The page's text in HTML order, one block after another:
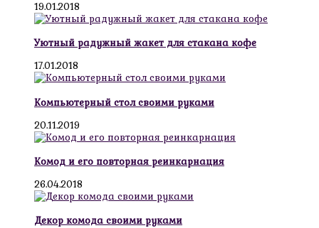
19.01.2018
Уютный радужный жакет для стакана кофе
17.01.2018
Компьютерный стол своими руками
20.11.2019
Комод и его повторная реинкарнация
26.04.2018
Декор комода своими руками